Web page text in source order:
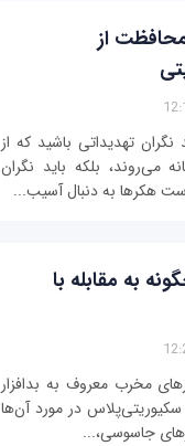
از
تهدیداتی باشید که از
می‌روند، بلکه باید نگران
هکرها به دنبال آسیب...
به مقابله با
مخرب معروف به بدافزار
در مورد آن‌ها
جاسوسی،...